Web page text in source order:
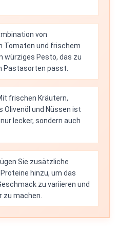
von
Tomaten und frischem
würziges Pesto, das zu
Pastasorten passt.
frischen Kräutern,
Olivenöl und Nüssen ist
lecker, sondern auch
Sie zusätzliche
hinzu, um das
zu variieren und
zu machen.